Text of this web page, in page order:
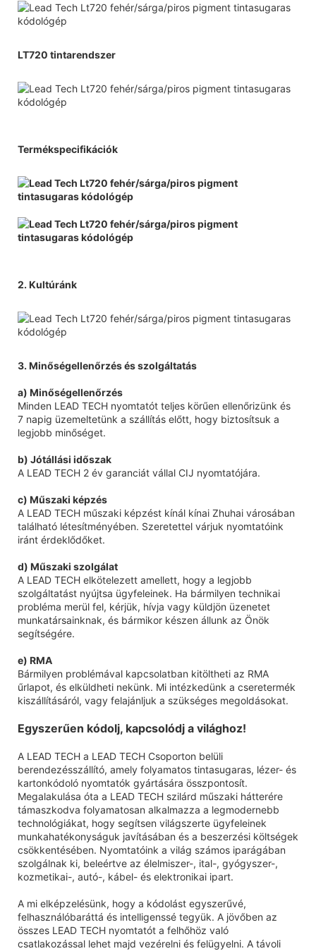
LT720 tintarendszer
Termékspecifikációk
2. Kultúránk
3. Minőségellenőrzés és szolgáltatás
a) Minőségellenőrzés
Minden LEAD TECH nyomtatót teljes körűen ellenőrizünk és
7 napig üzemeltetünk a szállítás előtt, hogy biztosítsuk a
legjobb minőséget.
b) Jótállási időszak
A LEAD TECH 2 év garanciát vállal CIJ nyomtatójára.
c) Műszaki képzés
A LEAD TECH műszaki képzést kínál kínai Zhuhai városában
található létesítményében. Szeretettel várjuk nyomtatóink
iránt érdeklődőket.
d) Műszaki szolgálat
A LEAD TECH elkötelezett amellett, hogy a legjobb
szolgáltatást nyújtsa ügyfeleinek. Ha bármilyen technikai
probléma merül fel, kérjük, hívja vagy küldjön üzenetet
munkatársainknak, és bármikor készen állunk az Önök
segítségére.
e) RMA
Bármilyen problémával kapcsolatban kitöltheti az RMA
űrlapot, és elküldheti nekünk. Mi intézkedünk a cseretermék
kiszállításáról, vagy felajánljuk a szükséges megoldásokat.
Egyszerűen kódolj, kapcsolódj a világhoz!
A LEAD TECH a LEAD TECH Csoporton belüli
berendezésszállító, amely folyamatos tintasugaras, lézer- és
kartonkódoló nyomtatók gyártására összpontosít.
Megalakulása óta a LEAD TECH szilárd műszaki hátterére
támaszkodva folyamatosan alkalmazza a legmodernebb
technológiákat, hogy segítsen világszerte ügyfeleinek
munkahatékonyságuk javításában és a beszerzési költségek
csökkentésében. Nyomtatóink a világ számos iparágában
szolgálnak ki, beleértve az élelmiszer-, ital-, gyógyszer-,
kozmetikai-, autó-, kábel- és elektronikai ipart.
A mi elképzelésünk, hogy a kódolást egyszerűvé,
felhasználóbaráttá és intelligenssé tegyük. A jövőben az
összes LEAD TECH nyomtatót a felhőhöz való
csatlakozással lehet majd vezérelni és felügyelni. A távoli